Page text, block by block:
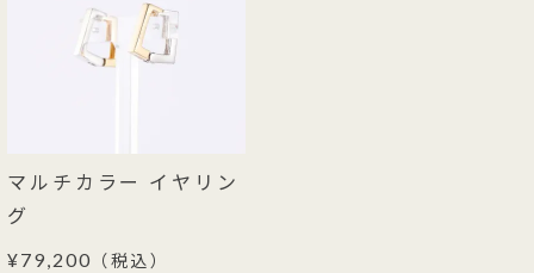
マルチカラー イヤリン
グ
¥79,200 （税込）